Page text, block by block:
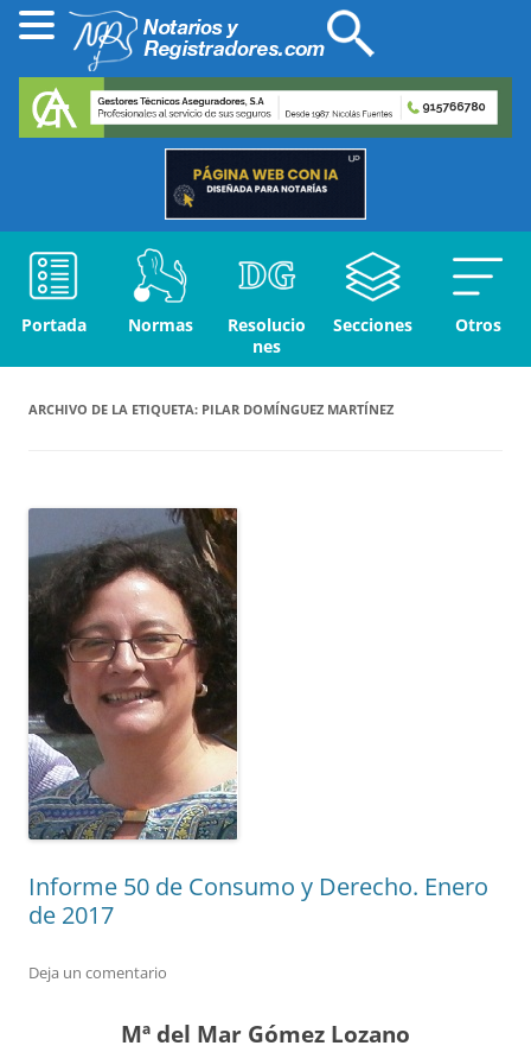
Portada Normas
Resolucio
nes
Secciones Otros
ARCHIVO DE LA ETIQUETA: PILAR DOMÍNGUEZ MARTÍNEZ
Informe 50 de Consumo y Derecho. Enero
de 2017
Deja un comentario
Mª del Mar Gómez Lozano